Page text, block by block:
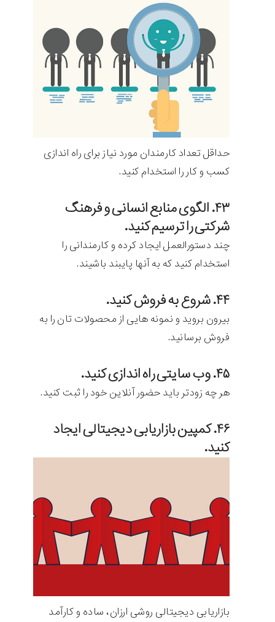
حداقل تعداد کارمندان مورد نیاز برای راه اندازی
کسب و کار را استخدام کنید.
۴۳. الگوی منابع انسانی و فرهنگ
شرکتی را ترسیم کنید.
چند دستورالعمل ایجاد کرده و کارمندانی را
استخدام کنید که به آنها پایبند باشیند.
۴۴. شروع به فروش کنید.
بیرون بروید و نمونه هایی از محصولات تان را به
فروش برسانید.
۴۵. وب سایتی راه اندازی کنید.
هر چه زودتر باید حضور آنلاین خود را ثبت کنید.
۴۶. کمپین بازاریابی دیجیتالی ایجاد
کنید.
بازاریابی دیجیتالی روشی ارزان، ساده و کارآمد